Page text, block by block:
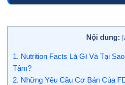
Nội dung: [
1. Nutrition Facts Là Gì Và Tại
Tâm?
2. Những Yêu Cầu Cơ Bản Của